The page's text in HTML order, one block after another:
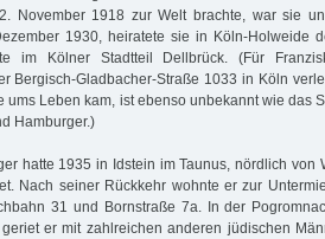
November 1918 zur Welt brachte, war sie
1930, heiratete sie in Köln-Holweide
im Kölner Stadtteil Dellbrück. (Für
Bergisch-Gladbacher-Straße 1033 in Köln
ums Leben kam, ist ebenso unbekannt wie das
Hamburger.)
hatte 1935 in Idstein im Taunus, nördlich von
Nach seiner Rückkehr wohnte er zur
31 und Bornstraße 7a. In der
er mit zahlreichen anderen jüdischen